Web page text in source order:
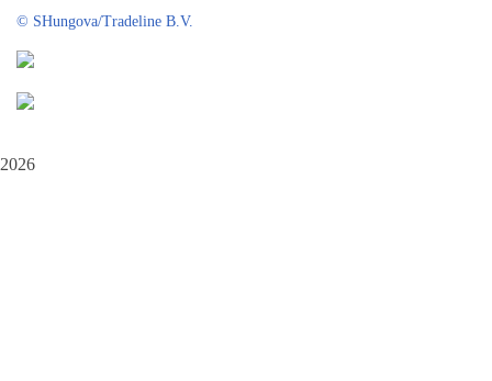
© SHungova/Tradeline B.V.
2026